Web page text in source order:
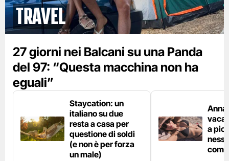
Travel
27 giorni nei Balcani su una Panda
del 97: “Questa macchina non ha
eguali”
Staycation: un
italiano su due
resta a casa per
questione di soldi
(e non è per forza
un male)
Anna
a